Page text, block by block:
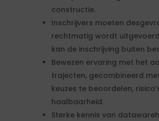
constructie.
Inschrijvers moeten
rechtmatig wordt
kan de inschrijving buiten
Bewezen ervaring met het
trajecten, gecombineerd
keuzes te beoordelen,
haalbaarheid.
Sterke kennis van